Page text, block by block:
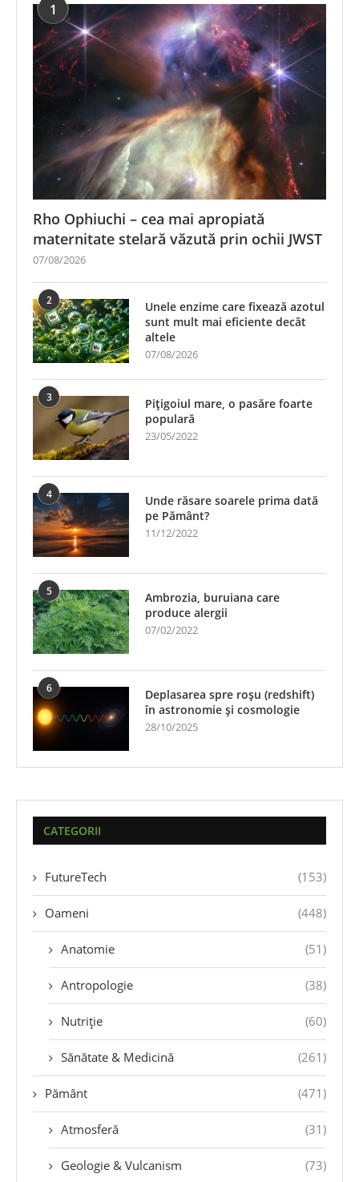
1
Rho Ophiuchi – cea mai apropiată
maternitate stelară văzută prin ochii JWST
07/08/2026
2
Unele enzime care fixează azotul
sunt mult mai eficiente decât
altele
07/08/2026
3
Pițigoiul mare, o pasăre foarte
populară
23/05/2022
4
Unde răsare soarele prima dată
pe Pământ?
11/12/2022
5
Ambrozia, buruiana care
produce alergii
07/02/2022
6
Deplasarea spre roșu (redshift)
în astronomie și cosmologie
28/10/2025
CATEGORII
FutureTech (153)
Oameni (448)
Anatomie (51)
Antropologie (38)
Nutriție (60)
Sănătate & Medicină (261)
Pământ (471)
Atmosferă (31)
Geologie & Vulcanism (73)